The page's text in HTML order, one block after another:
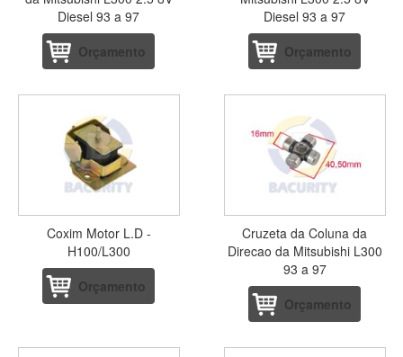
Diesel 93 a 97
Orçamento
Diesel 93 a 97
Orçamento
Coxim Motor L.D -
H100/L300
Orçamento
Cruzeta da Coluna da
Direcao da Mitsubishi L300
93 a 97
Orçamento